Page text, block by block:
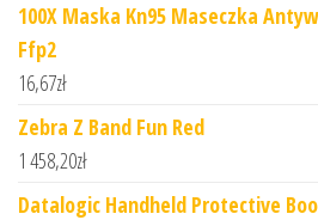
100X Maska Kn95 Maseczka
Ffp2
16,67zł
Zebra Z Band Fun Red
1 458,20zł
Datalogic Handheld Protective